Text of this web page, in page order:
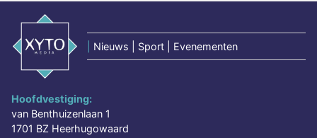
Nieuws | Sport | Evenementen
Hoofdvestiging:
van Benthuizenlaan 1
1701 BZ Heerhugowaard